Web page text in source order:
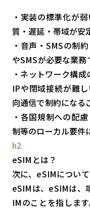
・実装の標準化が
質・遅延・帯域が安
・音声・SMSの制
やSMSが必要な業務
・ネットワーク構
IPや閉域接続が難
向通信で制約になる
・各国規制への配
制等のローカル要件
h2
eSIMとは？
次に、eSIMについ
eSIMは、eSIMは、
IMのことを指しま